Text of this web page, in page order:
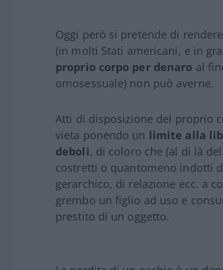
Oggi però si pretende di
(in molti Stati americani, e in
proprio corpo per denaro al
omosessuale) non può averne.
Atti di disposizione del proprio
vieta ponendo un limite alla
deboli, di coloro che (al di là
costretti o quantomeno indotti
gerarchico, di relazione ecc. a
grembo un figlio ad uso e
prestito di un oggetto.